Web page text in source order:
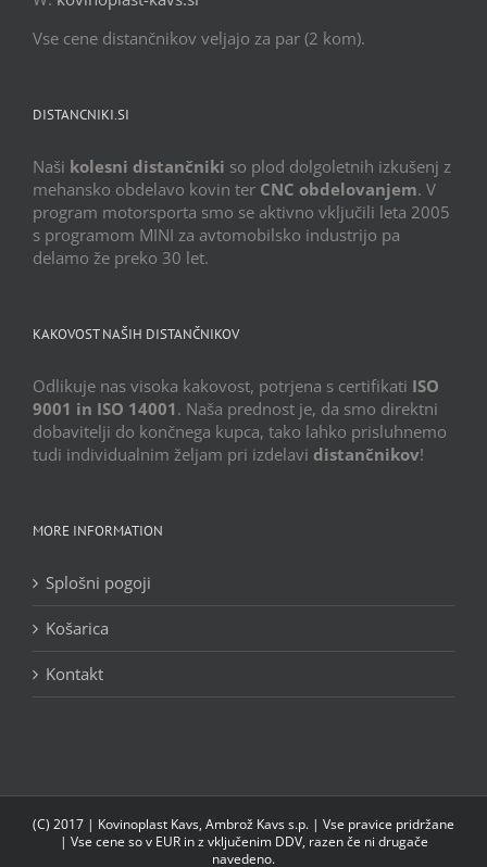
Vse cene distančnikov veljajo za par (2 kom).
DISTANCNIKI.SI
Naši kolesni distančniki so plod dolgoletnih izkušenj z
mehansko obdelavo kovin ter CNC obdelovanjem. V
program motorsporta smo se aktivno vključili leta 2005
s programom MINI za avtomobilsko industrijo pa
delamo že preko 30 let.
KAKOVOST NAŠIH DISTANČNIKOV
Odlikuje nas visoka kakovost, potrjena s certifikati ISO
9001 in ISO 14001 . Naša prednost je, da smo direktni
dobavitelji do končnega kupca, tako lahko prisluhnemo
tudi individualnim željam pri izdelavi distančnikov!
MORE INFORMATION
Splošni pogoji
Košarica
Kontakt
(C) 2017 | Kovinoplast Kavs, Ambrož Kavs s.p. | Vse pravice pridržane
| Vse cene so v EUR in z vključenim DDV, razen če ni drugače
navedeno.